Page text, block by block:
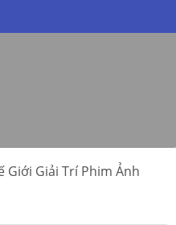
Giới Giải Trí Phim Ảnh